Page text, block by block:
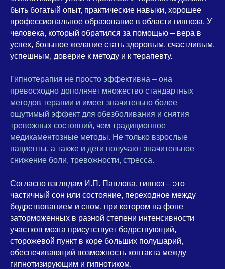
быть богатый опыт, практические навыки, хорошее
профессиональное образование в области гипноза. У
человека, который обратился за помощью – вера в
успех, большое желание стать здоровым, счастливым,
успешным, доверие к методу и к терапевту.
Гипнотерапия не просто эффективна – она
превосходно дополняет множество стандартных
методов терапии и имеет значительно более
ощутимый эффект для обезболивания и снятия
тревожных состояний, чем традиционное
медикаментозные методы. Не только взрослые
пациенты, а также и дети получают значительное
снижение боли, тревожности, стресса.
Согласно взглядам И.П. Павлова, гипноз – это
частичный сон или состояние, переходное между
бодрствованием и сном, при котором на фоне
заторможенных в разной степени интенсивности
участков мозга присутствует бодрствующий,
сторожевой пункт в коре больших полушарий,
обеспечивающий возможность контакта между
гипнотизирующим и гипнотиком.